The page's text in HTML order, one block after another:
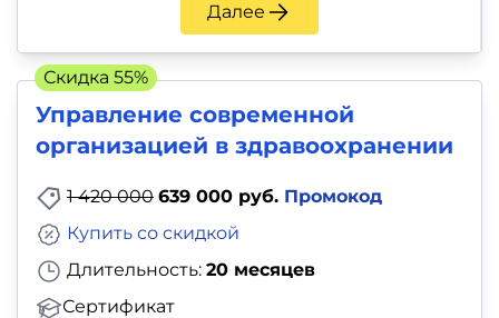
Далее
Управление современной
организацией в здравоохранении
1 420 000 639 000 руб. Промокод
Длительность: 20 месяцев
Сертификат
Купить со скидкой
Скидка 55%